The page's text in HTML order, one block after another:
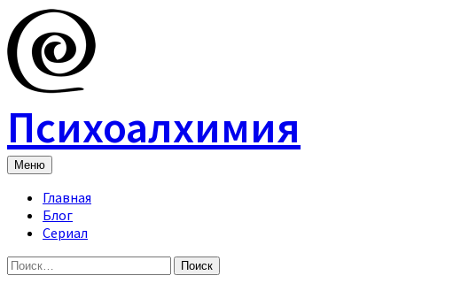
Skip
to
content
Психоалхимия
Меню
Главная
Блог
Сериал
Найти: